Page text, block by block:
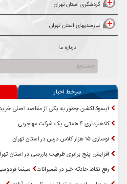
گردشگری استان تهران
نیازمندیهای استان تهران
درباره ما
سرخط اخبار
آیسوکالکشن چطور به یکی از مقاصد اصلی خرید
کلاهبرداری ۴ همتی یک شرکت مهاجرتی
نوسازی ۱۵ هزار کلاس درس در استان تهران
افزایش پنج برابری ظرفیت بازرسی در استان
رفع نقاط حادثه خیز در شمیرانات
سینما